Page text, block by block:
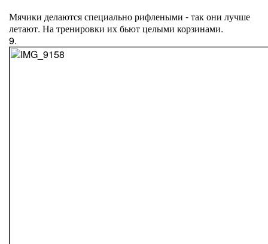
Мячики делаются специально рифлеными - так они лучше
летают. На тренировки их бьют целыми корзинами.
9.